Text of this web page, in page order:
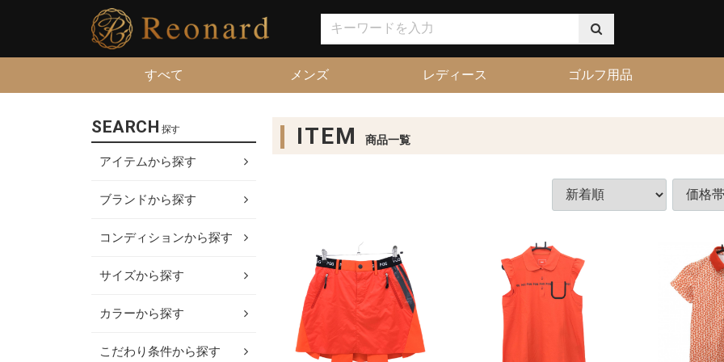
すべて メンズ レディース ゴルフ用品
ITEM 商品一覧
SEARCH 探す
アイテムから探す
ブランドから探す
コンディションから探す
サイズから探す
カラーから探す
こだわり条件から探す